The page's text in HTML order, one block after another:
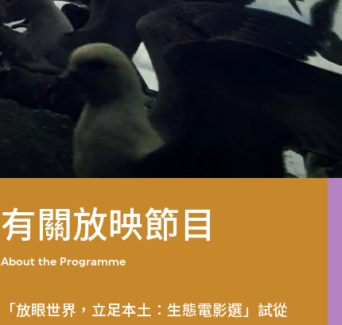
有關放映節目
About the Programme
「放眼世界，立足本土：生態電影選」試從